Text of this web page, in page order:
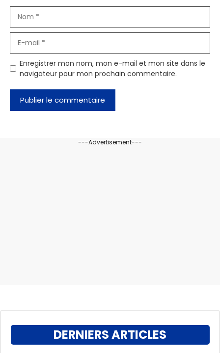
mail
Enregistrer mon nom, mon e-mail et mon site dans le
navigateur pour mon prochain commentaire.
---Advertisement---
DERNIERS ARTICLES